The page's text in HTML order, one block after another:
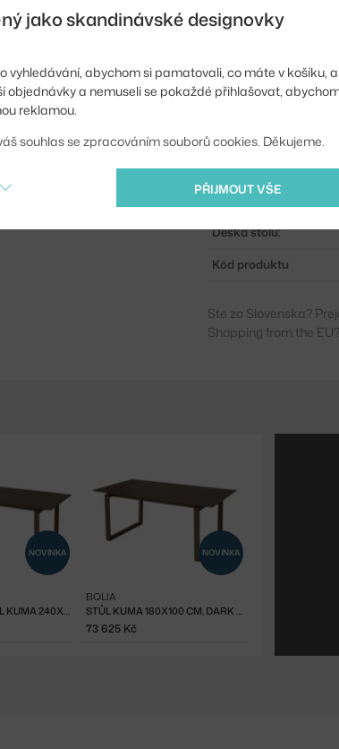
Šířka:
Barva:
Materiál:
Podnož:
Deska stolu:
Kód produktu
Ste zo Slovenska?
Shopping from the
NOVINKA
ROZKLÁDACÍ STŮL KUMA 240X100 CM, DARK OAK
NOVINKA
STŮL KUMA 180X100 CM, DARK OAK
BOLIA
73 625 Kč
jako skandinávské designovky
vyhledávání, abychom si pamatovali, co máte v košíku,
objednávky a nemuseli se pokaždé přihlašovat,
reklamou.
souhlas se zpracováním souborů cookies. Děkujeme.
PŘIJMOUT VŠE